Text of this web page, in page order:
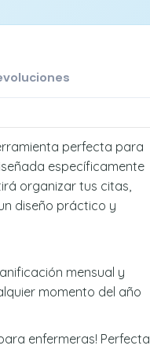
perfecta para
específicamente
organizar tus citas,
diseño práctico y
mensual y
momento del año
enfermeras! Perfecta